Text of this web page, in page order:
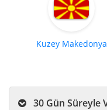
Kuzey Makedonya